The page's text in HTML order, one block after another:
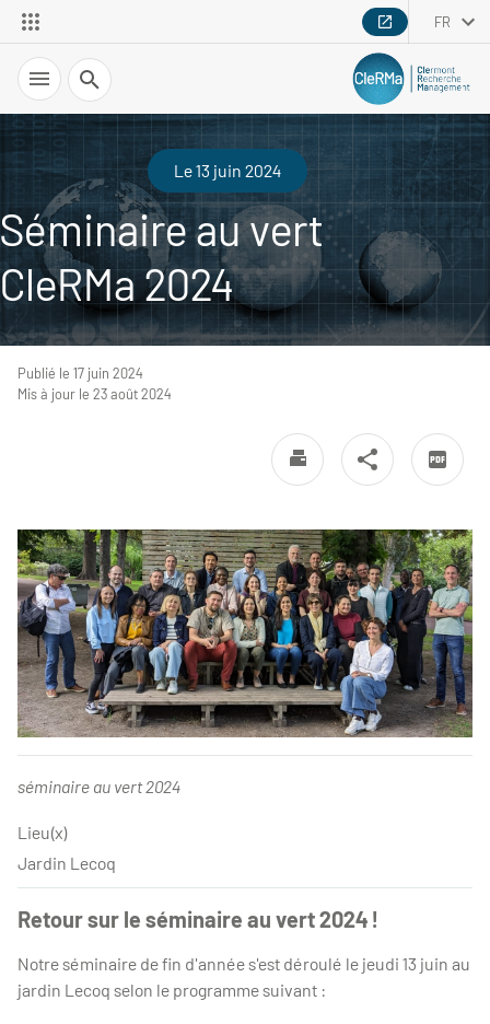
FR
Recherche
Le 13 juin 2024
Séminaire au vert
CleRMa 2024
Publié le 17 juin 2024
Mis à jour le 23 août 2024
séminaire au vert 2024
Lieu(x)
Jardin Lecoq
Retour sur le séminaire au vert 2024 !
Notre séminaire de fin d'année s'est déroulé le jeudi 13 juin au
jardin Lecoq selon le programme suivant :